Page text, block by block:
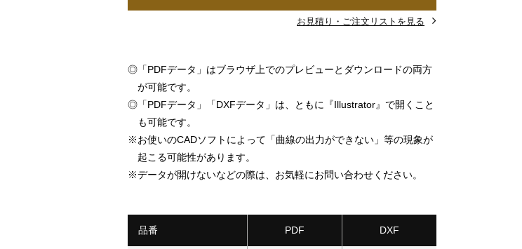
お見積り・ご注文リストを見る
◎ 「PDFデータ」はブラウザ上でのプレビューとダウンロードの両方
が可能です。
◎ 「PDFデータ」「DXFデータ」は、ともに『Illustrator』で開くこと
も可能です。
※お使いのCADソフトによって「曲線の出力ができない」等の現象が
起こる可能性があります。
※データが開けないなどの際は、お気軽にお問い合わせください。
品番 PDF DXF